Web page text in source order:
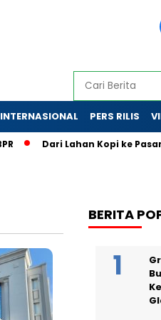
INTERNASIONAL PERS RILIS
Dari Lahan Kopi ke Pasar
BERITA